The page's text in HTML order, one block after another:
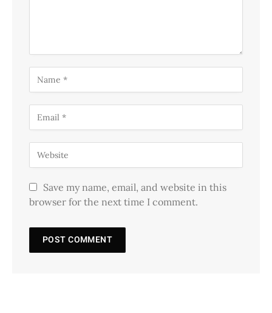
Save my name, email, and website in this
browser for the next time I comment.